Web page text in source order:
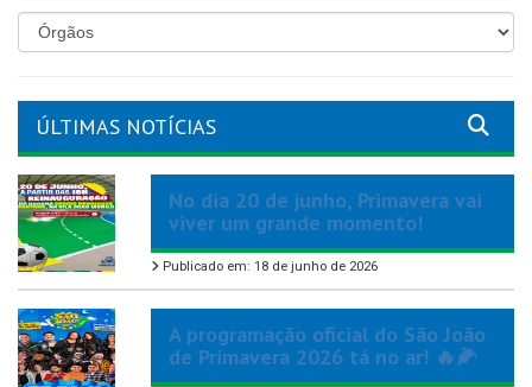
ÚLTIMAS NOTÍCIAS
No dia 20 de junho, Primavera vai
viver um grande momento!
Publicado em: 18 de junho de 2026
A programação oficial do São João
de Primavera 2026 tá no ar! 🔥🌽